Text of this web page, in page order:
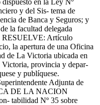
en la Ley Nº
y del Sis- tema de
de Banca y Seguros; y
la facultad delegada
RESUELVE: Artículo
la apertura de una Oficina
de La Victoria ubicada en
provincia y depar-
y publíquese.
Adjunta de
DE LA NACION
tabilidad Nº 35 sobre